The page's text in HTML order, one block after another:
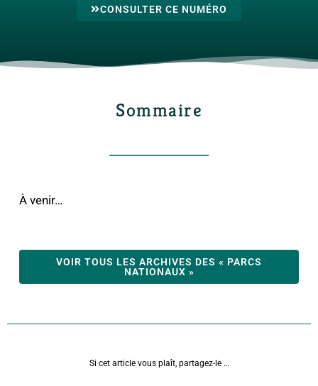
CONSULTER CE NUMÉRO
Sommaire
À venir…
VOIR TOUS LES ARCHIVES DES « PARCS
NATIONAUX »
Si cet article vous plaît, partagez-le …